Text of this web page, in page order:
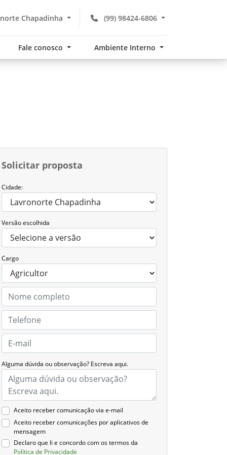
(99) 98424-6806
Chapadinha
Fale conosco Ambiente Interno
Solicitar proposta
Cidade:
Versão escolhida
Cargo
Alguma dúvida ou observação? Escreva aqui.
Aceito receber comunicação via e-mail
Aceito receber comunicações por aplicativos de
mensagem
Declaro que li e concordo com os termos da
Política de Privacidade